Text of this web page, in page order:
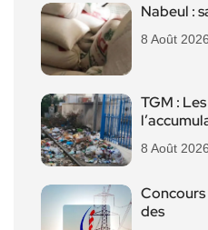
Nabeul :
8 Août 2026
TGM :
8 Août 2026
Concours
des